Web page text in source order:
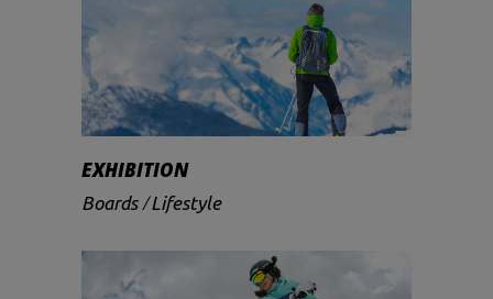
EXHIBITION
Boards Lifestyle